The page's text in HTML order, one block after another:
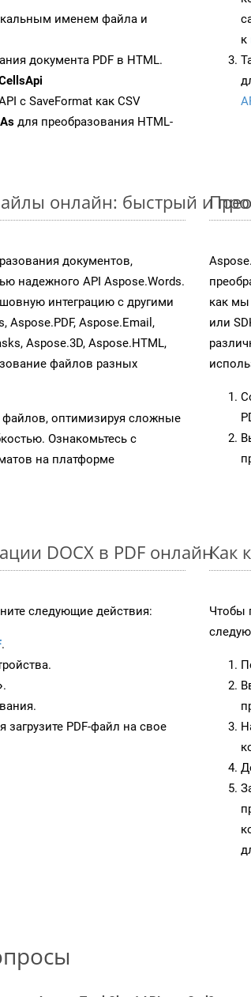
именем файла и
документа PDF в HTML.
с SaveFormat как CSV
для преобразования HTML-
к
онлайн: быстрый и
документов,
надежного API Aspose.Words.
интеграцию с другими
Aspose.PDF, Aspose.Email,
Aspose.3D, Aspose.HTML,
файлов разных
файлов, оптимизируя сложные
Ознакомьтесь с
на платформе
как
или
DOCX в PDF онлайн
следующие действия:
.
.
PDF-файл на свое
Как
Чтобы